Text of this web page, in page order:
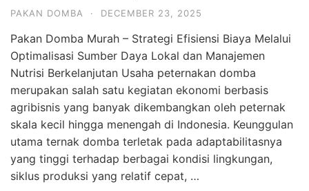
PAKAN DOMBA · DECEMBER 23, 2025
Pakan Domba Murah – Strategi Efisiensi Biaya Melalui
Optimalisasi Sumber Daya Lokal dan Manajemen
Nutrisi Berkelanjutan Usaha peternakan domba
merupakan salah satu kegiatan ekonomi berbasis
agribisnis yang banyak dikembangkan oleh peternak
skala kecil hingga menengah di Indonesia. Keunggulan
utama ternak domba terletak pada adaptabilitasnya
yang tinggi terhadap berbagai kondisi lingkungan,
siklus produksi yang relatif cepat, …